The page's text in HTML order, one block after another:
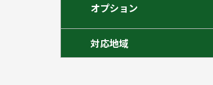
オプション
対応地域